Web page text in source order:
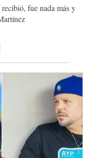
fue nada más y